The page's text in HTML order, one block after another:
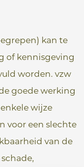
kan te
of kennisgeving
worden. vzw
goede werking
wijze
voor een slechte
van de